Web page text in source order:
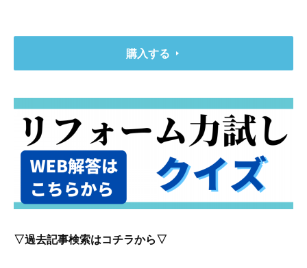
購入する
▽過去記事検索はコチラから▽